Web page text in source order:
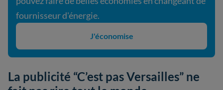
fournisseur d'énergie.
J'économise
La publicité “C’est pas Versailles” ne